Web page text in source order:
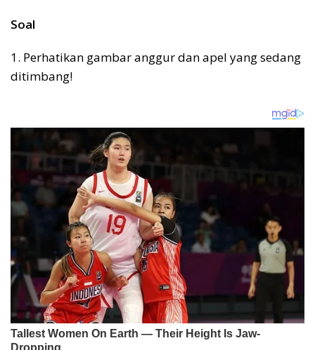
Soal
1. Perhatikan gambar anggur dan apel yang sedang
ditimbang!